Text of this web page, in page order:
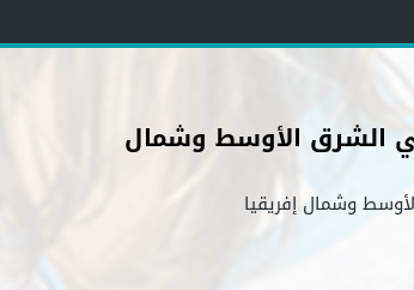
في الشرق الأوسط وشمال
وشمال إفريقيا